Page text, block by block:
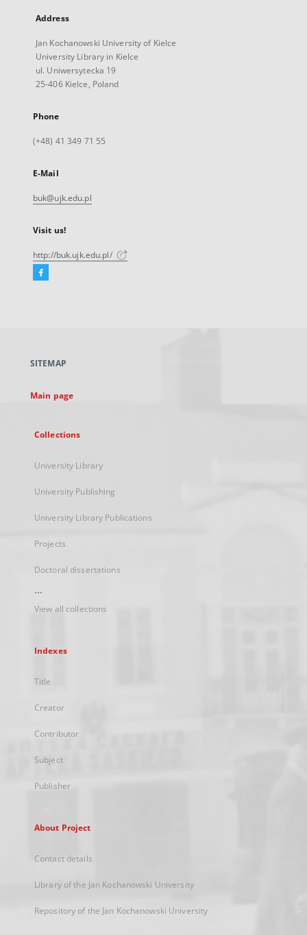
Address
Jan Kochanowski University of Kielce
University Library in Kielce
ul. Uniwersytecka 19
25-406 Kielce, Poland
Phone
(+48) 41 349 71 55
E-Mail
buk@ujk.edu.pl
Visit us!
http://buk.ujk.edu.pl/
Facebook
new
SITEMAP
Main page
Collections
University Library
University Publishing
University Library Publications
Projects
Doctoral dissertations
...
View all collections
Indexes
Title
Creator
Contributor
Subject
Publisher
About Project
Contact details
Library of the Jan Kochanowski University
Repository of the Jan Kochanowski University